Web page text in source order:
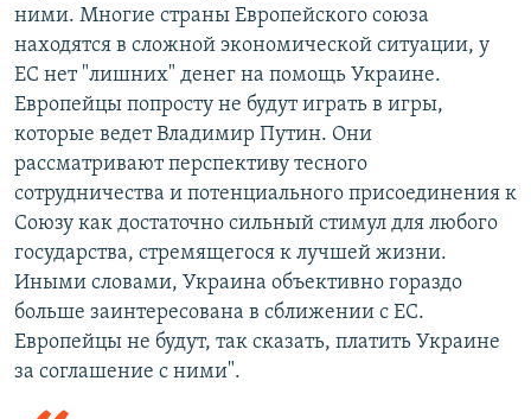
ними. Многие страны Европейского союза
находятся в сложной экономической ситуации, у
ЕС нет "лишних" денег на помощь Украине.
Европейцы попросту не будут играть в игры,
которые ведет Владимир Путин. Они
рассматривают перспективу тесного
сотрудничества и потенциального присоединения к
Союзу как достаточно сильный стимул для любого
государства, стремящегося к лучшей жизни.
Иными словами, Украина объективно гораздо
больше заинтересована в сближении с ЕС.
Европейцы не будут, так сказать, платить Украине
за соглашение с ними".